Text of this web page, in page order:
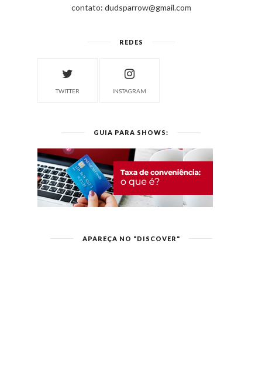
contato: dudsparrow@gmail.com
REDES
TWITTER INSTAGRAM
GUIA PARA SHOWS:
APAREÇA NO "DISCOVER"